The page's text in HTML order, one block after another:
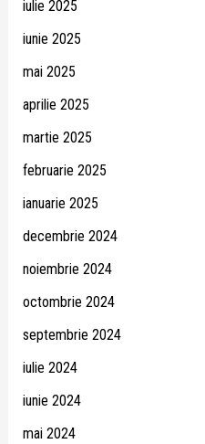
iulie 2025
iunie 2025
mai 2025
aprilie 2025
martie 2025
februarie 2025
ianuarie 2025
decembrie 2024
noiembrie 2024
octombrie 2024
septembrie 2024
iulie 2024
iunie 2024
mai 2024